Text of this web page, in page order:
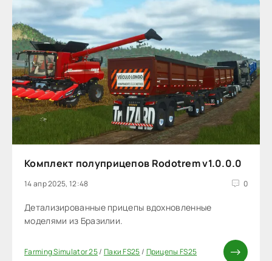
Комплект полуприцепов Rodotrem v1.0.0.0
14 апр 2025, 12:48 0
Детализированные прицепы вдохновленные
моделями из Бразилии.
Farming Simulator 25/ Паки FS25/ Прицепы FS25